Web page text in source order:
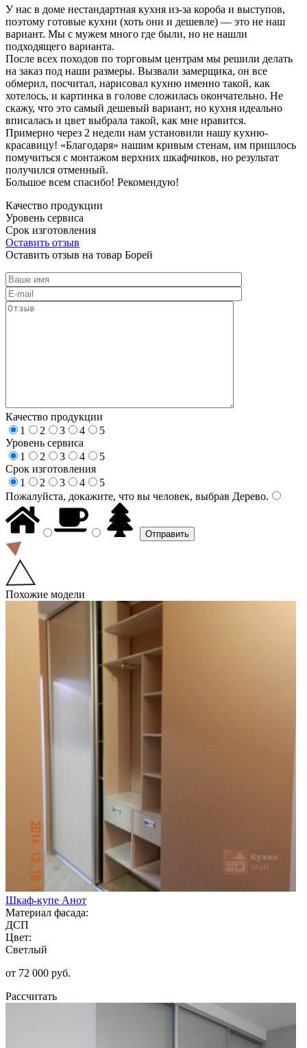
У нас в доме нестандартная кухня из-за короба и выступов,
поэтому готовые кухни (хоть они и дешевле) — это не наш
вариант. Мы с мужем много где были, но не нашли
подходящего варианта.
После всех походов по торговым центрам мы решили делать
на заказ под наши размеры. Вызвали замерщика, он все
обмерил, посчитал, нарисовал кухню именно такой, как
хотелось, и картинка в голове сложилась окончательно. Не
скажу, что это самый дешевый вариант, но кухня идеально
вписалась и цвет выбрала такой, как мне нравится.
Примерно через 2 недели нам установили нашу кухню-
красавицу! «Благодаря» нашим кривым стенам, им пришлось
помучиться с монтажом верхних шкафчиков, но результат
получился отменный.
Большое всем спасибо! Рекомендую!
Качество продукции
Уровень сервиса
Срок изготовления
Оставить отзыв
Оставить отзыв на товар Борей
Качество продукции
1
2 3 4
5
Уровень сервиса
1
2 3 4
5
Срок изготовления
1
2 3 4
5
Пожалуйста, докажите, что вы человек, выбрав Дерево.
Похожие модели
Шкаф-купе Анот
Материал фасада:
ДСП
Цвет:
Светлый
от 72 000 руб.
Рассчитать